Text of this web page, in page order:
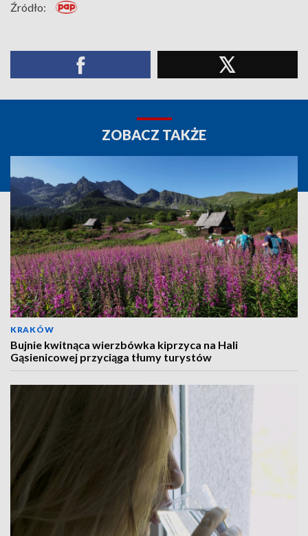
Źródło:
ZOBACZ TAKŻE
KRAKÓW
Bujnie kwitnąca wierzbówka kiprzyca na Hali
Gąsienicowej przyciąga tłumy turystów